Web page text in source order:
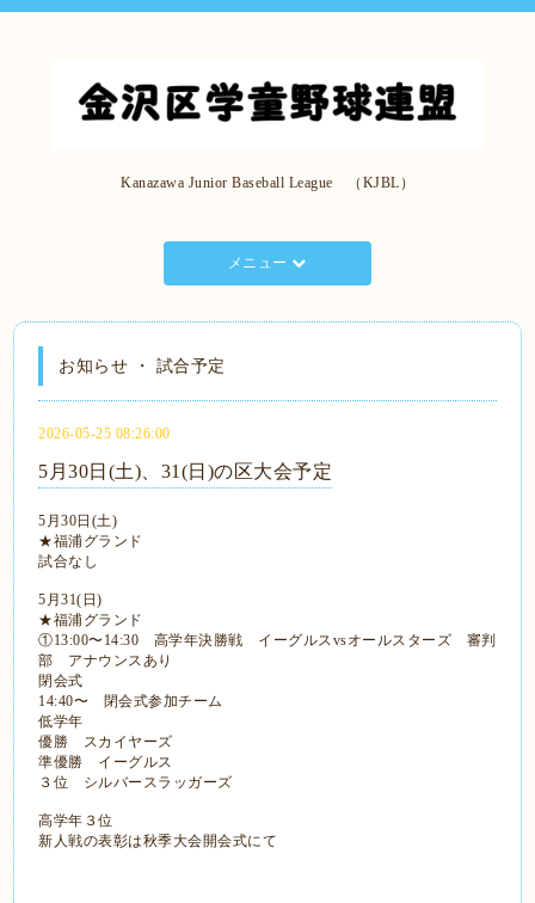
Kanazawa Junior Baseball League （KJBL）
メニュー
お知らせ ・ 試合予定
2026-05-25 08:26:00
5月30日(土)、31(日)の区大会予定
5月30日(土)
★福浦グランド
試合なし
5月31(日)
★福浦グランド
①13:00〜14:30 高学年決勝戦 イーグルスvsオールスターズ 審判
部 アナウンスあり
閉会式
14:40〜 閉会式参加チーム
低学年
優勝 スカイヤーズ
準優勝 イーグルス
３位 シルバースラッガーズ
高学年３位
新人戦の表彰は秋季大会開会式にて